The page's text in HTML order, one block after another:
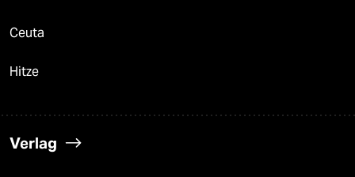
Ceuta
Hitze
Verlag